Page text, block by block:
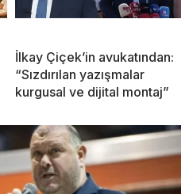
İlkay Çiçek’in avukatından:
“Sızdırılan yazışmalar
kurgusal ve dijital montaj”